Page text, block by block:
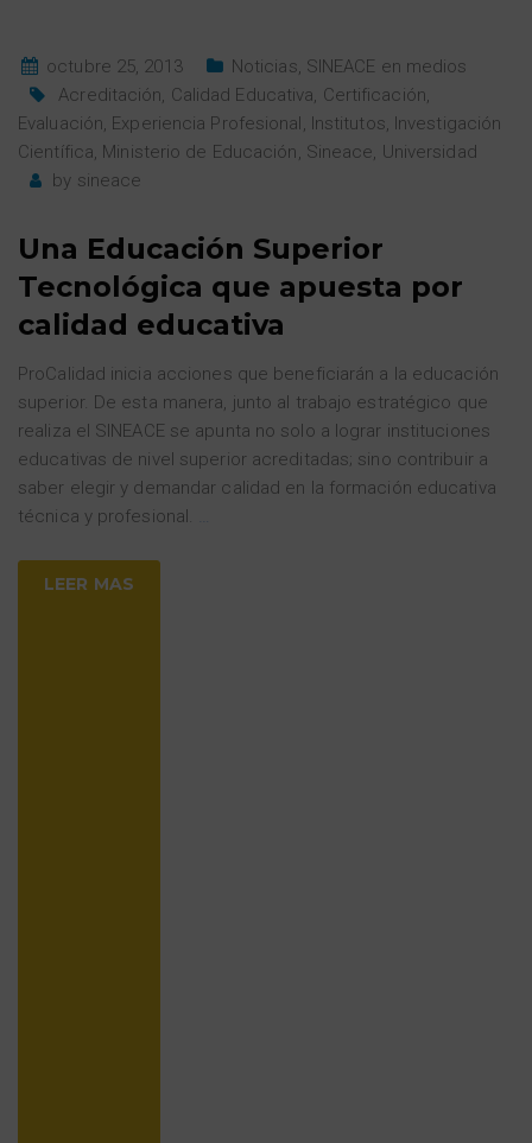
octubre 25, 2013 Noticias, SINEACE en medios
Acreditación, Calidad Educativa, Certificación,
Evaluación, Experiencia Profesional, Institutos, Investigación
Científica, Ministerio de Educación, Sineace, Universidad
by sineace
Una Educación Superior
Tecnológica que apuesta por
calidad educativa
ProCalidad inicia acciones que beneficiarán a la educación
superior. De esta manera, junto al trabajo estratégico que
realiza el SINEACE se apunta no solo a lograr instituciones
educativas de nivel superior acreditadas; sino contribuir a
saber elegir y demandar calidad en la formación educativa
técnica y profesional.
LEER MAS